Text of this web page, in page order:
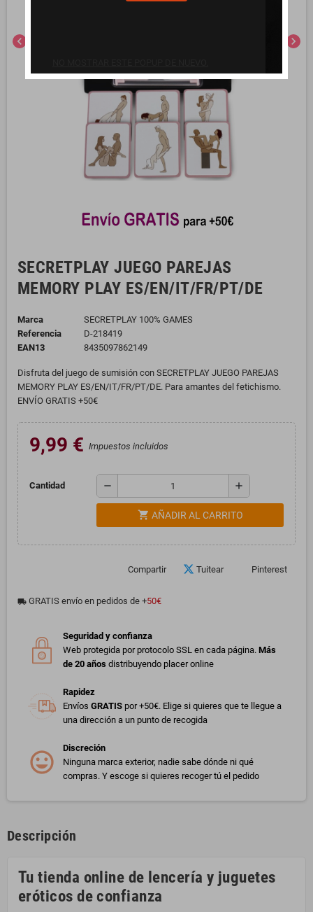
chevron_left chevron_right
SECRETPLAY JUEGO PAREJAS
MEMORY PLAY ES/EN/IT/FR/PT/DE
Marca
SECRETPLAY 100% GAMES
Referencia
D-218419
EAN13
8435097862149
Disfruta del juego de sumisión con SECRETPLAY JUEGO PAREJAS
MEMORY PLAY ES/EN/IT/FR/PT/DE. Para amantes del fetichismo.
ENVÍO GRATIS +50€
9,99 € Impuestos incluidos
Cantidad remove add
shopping_cart AÑADIR AL CARRITO
Compartir Tuitear Pinterest
local_shipping GRATIS envío en pedidos de +50€
Seguridad y confianza
Web protegida por protocolo SSL en cada página. Más
de 20 años distribuyendo placer online
Rapidez
Envíos GRATIS por +50€. Elige si quieres que te llegue a
una dirección a un punto de recogida
Discreción
Ninguna marca exterior, nadie sabe dónde ni qué
compras. Y escoge si quieres recoger tú el pedido
Descripción
Tu tienda online de lencería y juguetes
eróticos de confianza